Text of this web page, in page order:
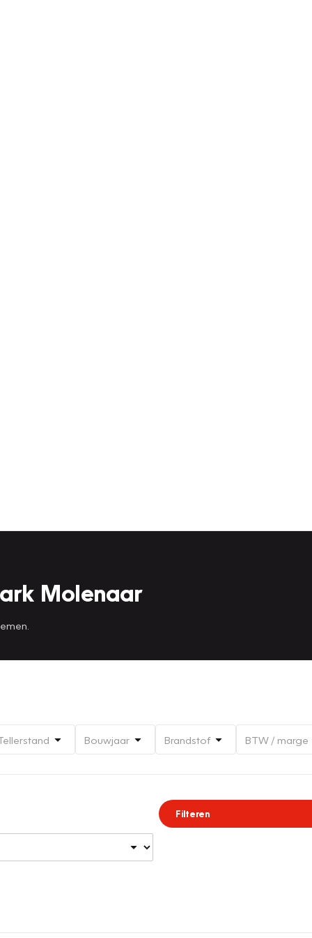
Molenaar
Bouwjaar Brandstof BTW / marge
Filteren